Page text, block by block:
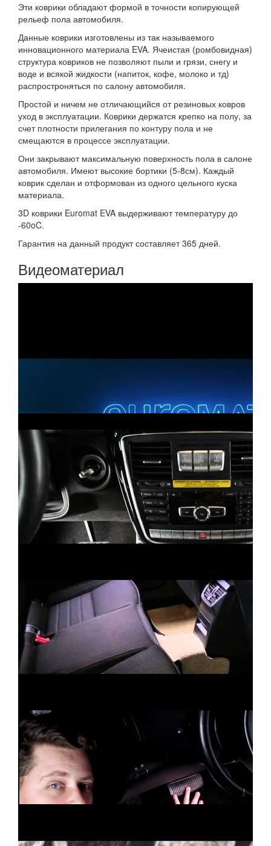
Эти коврики обладают формой в точности копирующей
рельеф пола автомобиля.
Данные коврики изготовлены из так называемого
инновационного материала EVA. Ячеистая (ромбовидная)
структура ковриков не позволяют пыли и грязи, снегу и
воде и всякой жидкости (напиток, кофе, молоко и тд)
распростроняться по салону автомобиля.
Простой и ничем не отличающийся от резиновых ковров
уход в эксплуатации. Коврики держатся крепко на полу, за
счет плотности прилегания по контуру пола и не
смещаются в процессе эксплуатации.
Они закрывают максимальную поверхность пола в салоне
автомобиля. Имеют высокие бортики (5-8см). Каждый
коврик сделан и отформован из одного цельного куска
материала.
3D коврики Euromat EVA выдерживают температуру до
-60oC.
Гарантия на данный продукт составляет 365 дней.
Видеоматериал